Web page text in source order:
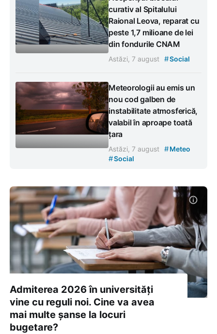
curativ al Spitalului
Raional Leova, reparat cu
peste 1,7 milioane de lei
din fondurile CNAM
Astăzi, 7 august #Social
Meteorologii au emis un
nou cod galben de
instabilitate atmosferică,
valabil în aproape toată
țara
Astăzi, 7 august #Meteo
#Social
Admiterea 2026 în universități
vine cu reguli noi. Cine va avea
mai multe șanse la locuri
bugetare?